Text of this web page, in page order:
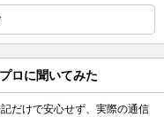
ロに聞いてみた
だけで安心せず、実際の通信